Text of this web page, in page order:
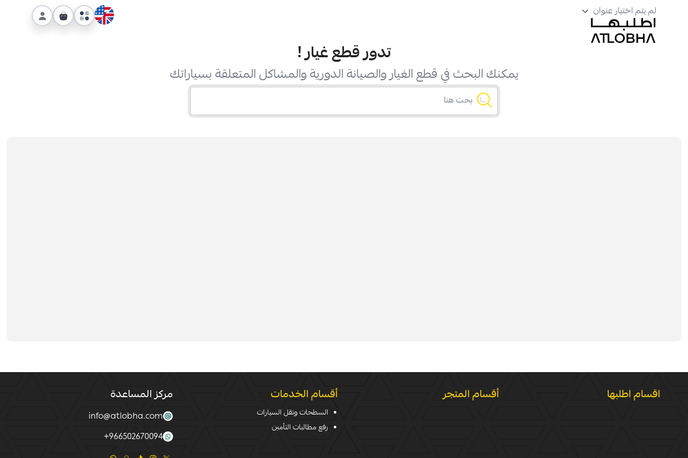
لم يتم اختيار عنوان
تدور قطع غيار!
يمكنك البحث في قطع الغيار والصيانة الدورية والمشاكل المتعلقة بسياراتك
اقسام اطلبها أقسام المتجر أقسام الخدمات
السطحات ونقل السيارات
رفع مطالبات التأمين
مركز المساعدة
info@atlobha.com
966502670094
+